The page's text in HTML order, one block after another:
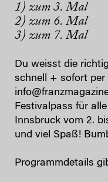
1) zum 3. Mal
2) zum 6. Mal
3) zum 7. Mal
Du weisst die
schnell + sofort per
Festivalpass für
Innsbruck vom 2.
und viel Spaß!
Programmdetails